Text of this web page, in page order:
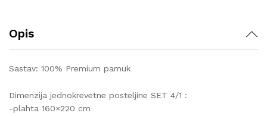
Opis
Sastav: 100% Premium pamuk
Dimenzija jednokrevetne posteljine SET 4/1 :
-plahta 160×220 cm